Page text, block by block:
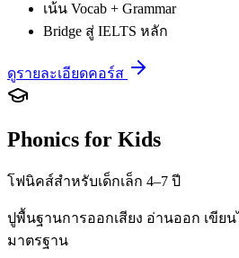
เน้น Vocab + Grammar
Bridge สู่ IELTS หลัก
ดูรายละเอียดคอร์ส
Phonics for Kids
โฟนิคส์สำหรับเด็กเล็ก 4–7 ปี
ปูพื้นฐานการออกเสียง อ่านออก เขียน
มาตรฐาน